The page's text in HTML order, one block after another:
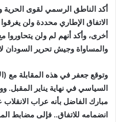
أكد الناطق الرسمي لقوى
الاتفاق الإطاري محددة ولن
أخرى، وأكد أنهم لم ولن يتحاوروا
والمساواة وجيش تحرير السودان
وتوقع جعفر في هذه المقابلة مع
السياسي في نهاية يناير
مبارك الفاضل بأنه عراب
انضمامه للاتفاق.. فإلى مضابط